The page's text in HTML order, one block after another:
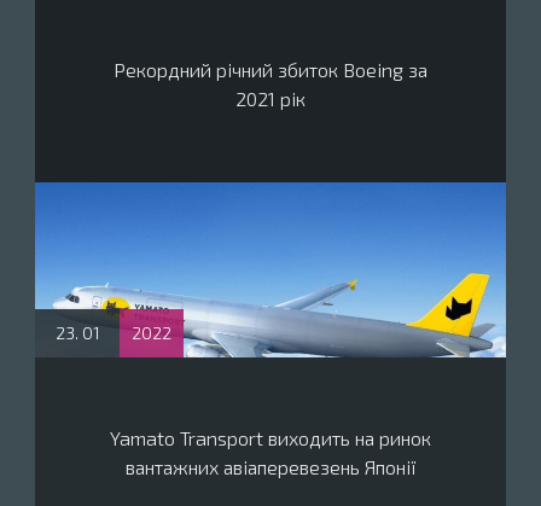
Рекордний річний збиток Boeing за
2021 рік
23. 01 2022
Yamato Transport виходить на ринок
вантажних авіаперевезень Японії